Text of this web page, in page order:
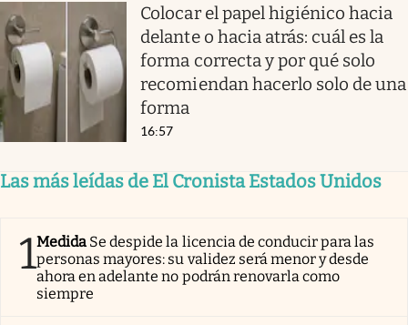
Colocar el papel higiénico hacia
delante o hacia atrás: cuál es la
forma correcta y por qué solo
recomiendan hacerlo solo de una
forma
16:57
Las más leídas de El Cronista Estados Unidos
1Medida Se despide la licencia de conducir para las
personas mayores: su validez será menor y desde
ahora en adelante no podrán renovarla como
siempre